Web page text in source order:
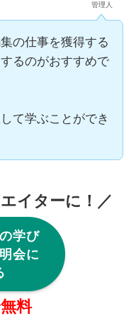
管理人
の仕事を獲得する
るのがおすすめで
て学ぶことができ
イターに！／
学び
会に
料